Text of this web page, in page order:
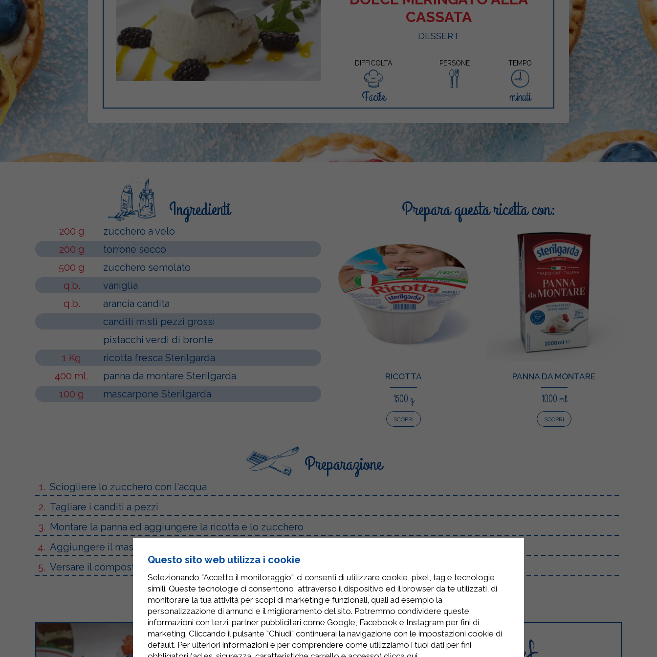
CASSATA
DESSERT
DIFFICOLTÀ PERSONE TEMPO
Facile minuti
Ingredienti
200 g
zucchero a velo
200 g
torrone secco
500 g
zucchero semolato
q.b.
vaniglia
q.b.
arancia candita
canditi misti pezzi grossi
pistacchi verdi di bronte
1 Kg
ricotta fresca Sterilgarda
400 mL
panna da montare Sterilgarda
100 g
mascarpone Sterilgarda
Prepara questa ricetta con:
RICOTTA
1500 g
SCOPRI
PANNA DA MONTARE
1000 ml
SCOPRI
Preparazione
Sciogliere lo zucchero con l'acqua
Tagliare i canditi a pezzi
Montare la panna ed aggiungere la ricotta e lo zucchero
Aggiungere il mascarpone e il resto degli ingredienti
Versare il composto negli stampi e congelare tutta notte
Questo sito web utilizza i cookie
Selezionando "Accetto il monitoraggio", ci consenti di utilizzare cookie, pixel, tag e tecnologie
simili. Queste tecnologie ci consentono, attraverso il dispositivo ed il browser da te utilizzati, di
monitorare la tua attività per scopi di marketing e funzionali, quali ad esempio la
personalizzazione di annunci e il miglioramento del sito. Potremmo condividere queste
informazioni con terzi: partner pubblicitari come Google, Facebook e Instagram per fini di
marketing. Cliccando il pulsante "Chiudi" continuerai la navigazione con le impostazioni cookie di
default. Per ulteriori informazioni e per comprendere come utilizziamo i tuoi dati per fini